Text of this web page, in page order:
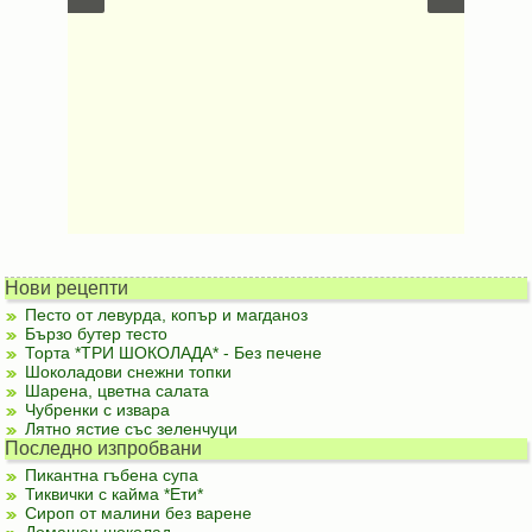
Нови рецепти
Песто от левурда, копър и магданоз
Бързо бутер тесто
Торта *ТРИ ШОКОЛАДА* - Без печене
Шоколадови снежни топки
Шарена, цветна салата
Чубренки с извара
Лятно ястие със зеленчуци
Последно изпробвани
Пикантна гъбена супа
Тиквички с кайма *Ети*
Сироп от малини без варене